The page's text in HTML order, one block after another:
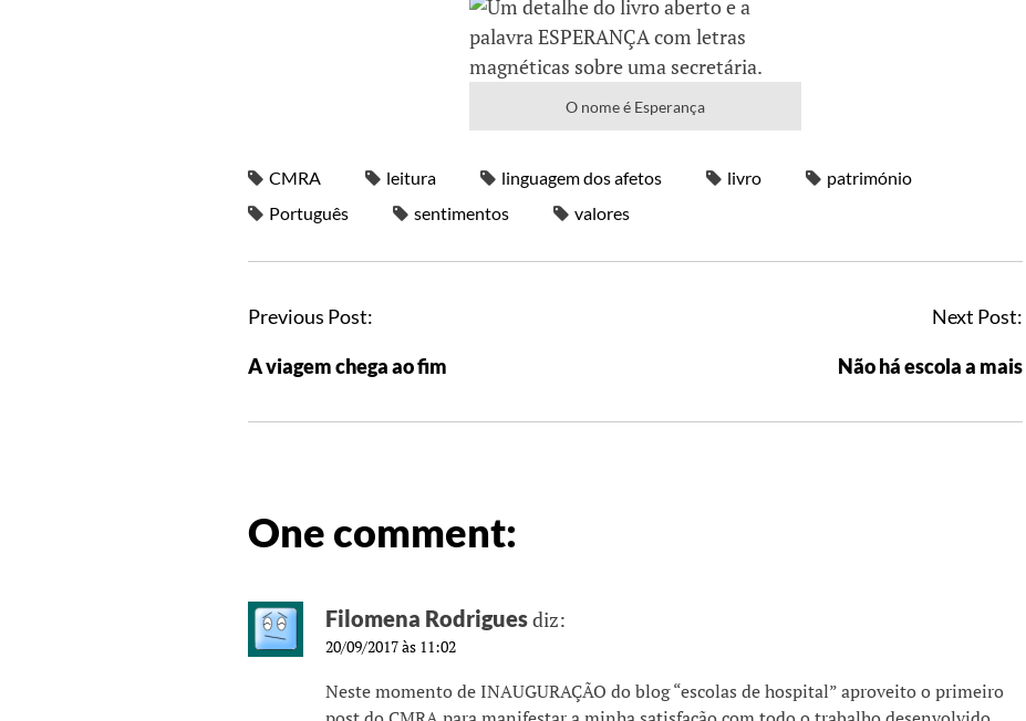
O nome é Esperança
CMRA leitura linguagem dos afetos livro
património
Português
sentimentos valores
Previous Post:
A viagem chega ao fim
Next Post:
Não há escola a mais
One comment:
Filomena Rodriguesdiz:
20/09/2017 às 11:02
Neste momento de INAUGURAÇÃO do blog “escolas de hospital” aproveito o primeiro